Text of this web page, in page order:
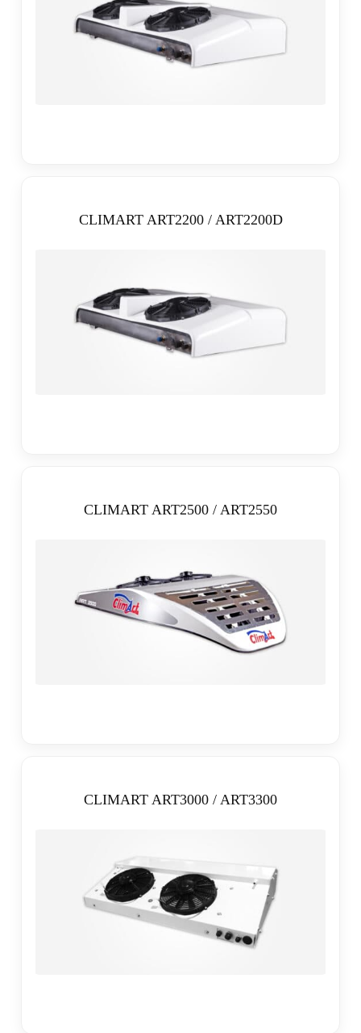
CLIMART ART2200 / ART2200D
CLIMART ART2500 / ART2550
CLIMART ART3000 / ART3300